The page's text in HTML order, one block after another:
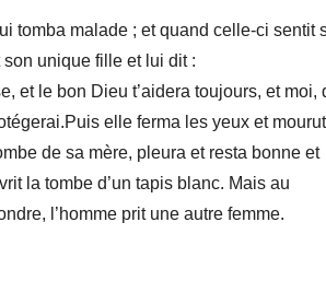
tomba malade ; et quand celle-ci sentit
unique fille et lui dit :
et le bon Dieu t’aidera toujours, et moi,
Puis elle ferma les yeux et
de sa mère, pleura et resta bonne et
la tombe d’un tapis blanc. Mais au
l’homme prit une autre femme.